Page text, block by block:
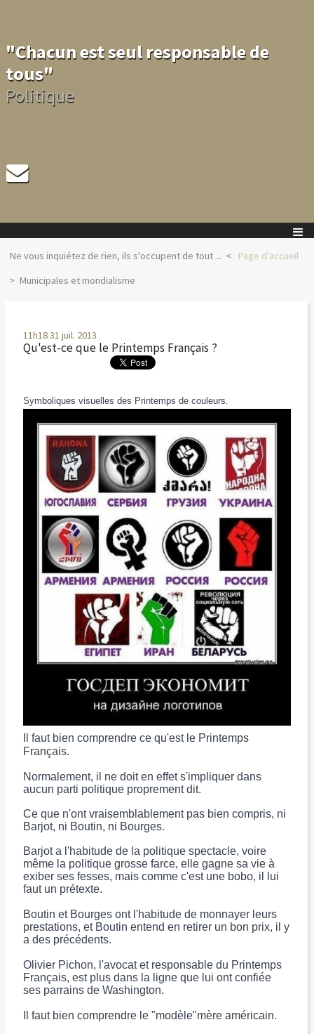
"Chacun est seul responsable de
tous"
Politique
Ne vous inquiétez de rien, ils s'occupent de tout ...
Page d'accueil
Municipales et mondialisme
11h1831 juil. 2013
Qu'est-ce que le Printemps Français ?
Symboliques visuelles des Printemps de couleurs.
Il faut bien comprendre ce qu'est le Printemps
Français.
Normalement, il ne doit en effet s'impliquer dans
aucun parti politique proprement dit.
Ce que n'ont vraisemblablement pas bien compris, ni
Barjot, ni Boutin, ni Bourges.
Barjot a l'habitude de la politique spectacle, voire
même la politique grosse farce, elle gagne sa vie à
exiber ses fesses, mais comme c'est une bobo, il lui
faut un prétexte.
Boutin et Bourges ont l'habitude de monnayer leurs
prestations, et Boutin entend en retirer un bon prix, il y
a des précédents.
Olivier Pichon, l'avocat et responsable du Printemps
Français, est plus dans la ligne que lui ont confiée
ses parrains de Washington.
Il faut bien comprendre le "modèle"mère américain.